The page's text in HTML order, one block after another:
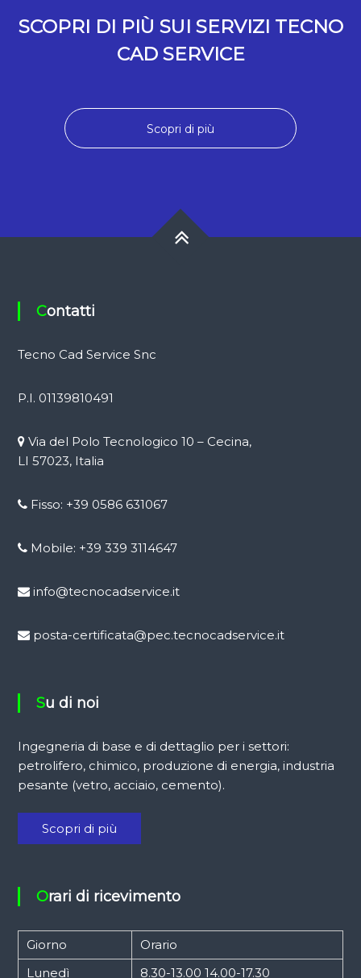
SCOPRI DI PIÙ SUI SERVIZI TECNO
CAD SERVICE
Scopri di più
Contatti
Tecno Cad Service Snc
P.I. 01139810491
Via del Polo Tecnologico 10 – Cecina,
LI 57023, Italia
Fisso: +39 0586 631067
Mobile: +39 339 3114647
info@tecnocadservice.it
posta-certificata@pec.tecnocadservice.it
Su di noi
Ingegneria di base e di dettaglio per i settori:
petrolifero, chimico, produzione di energia, industria
pesante (vetro, acciaio, cemento).
Scopri di più
Orari di ricevimento
Giorno
Orario
Lunedì
8.30-13.00 14.00-17.30